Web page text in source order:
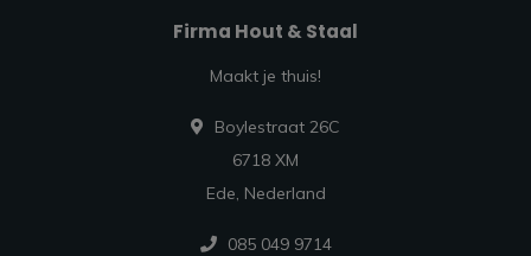
Firma Hout & Staal
Maakt je thuis!
Boylestraat 26C
6718 XM
Ede, Nederland
085 049 9714